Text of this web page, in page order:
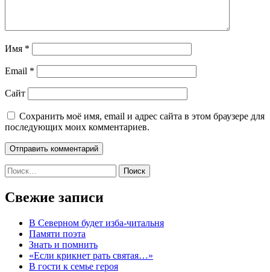
Имя *
Email *
Сайт
Сохранить моё имя, email и адрес сайта в этом браузере для
последующих моих комментариев.
Найти:
Свежие записи
В Северном будет изба-читальня
Памяти поэта
Знать и помнить
«Если крикнет рать святая…»
В гости к семье героя